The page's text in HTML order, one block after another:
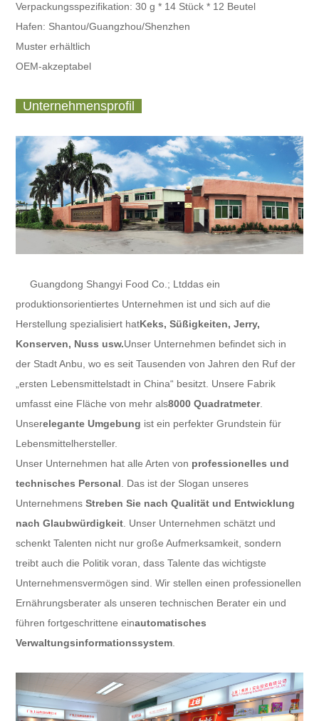
Verpackungsspezifikation:30 g * 14 Stück * 12 Beutel
Hafen: Shantou/Guangzhou/Shenzhen
Muster erhältlich
OEM-akzeptabel
Unternehmensprofil
Guangdong Shangyi Food Co.; Ltddas ein
produktionsorientiertes Unternehmen ist und sich auf die
Herstellung spezialisiert hatKeks, Süßigkeiten, Jerry,
Konserven, Nuss usw.Unser Unternehmen befindet sich in
der Stadt Anbu, wo es seit Tausenden von Jahren den Ruf der
„ersten Lebensmittelstadt in China“ besitzt. Unsere Fabrik
umfasst eine Fläche von mehr als8000 Quadratmeter.
Unserelegante Umgebung ist ein perfekter Grundstein für
Lebensmittelhersteller.
Unser Unternehmen hat alle Arten von professionelles und
technisches Personal . Das ist der Slogan unseres
Unternehmens Streben Sie nach Qualität und Entwicklung
nach Glaubwürdigkeit . Unser Unternehmen schätzt und
schenkt Talenten nicht nur große Aufmerksamkeit, sondern
treibt auch die Politik voran, dass Talente das wichtigste
Unternehmensvermögen sind. Wir stellen einen professionellen
Ernährungsberater als unseren technischen Berater ein und
führen fortgeschrittene einautomatisches
Verwaltungsinformationssystem